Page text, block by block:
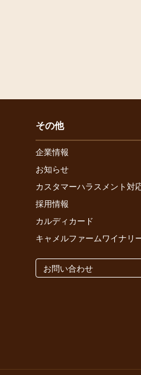
その他
企業情報
お知らせ
カスタマーハラスメント対
採用情報
カルディカード
キャメルファームワイナリ
お問い合わせ